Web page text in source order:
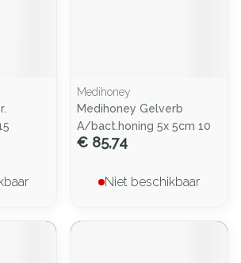
Medihoney
Medihoney Gelverb
A/bact.honing 5x 5cm 10
€ 85,74
Niet beschikbaar